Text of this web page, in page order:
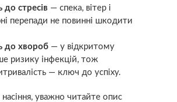
до стресів — спека, вітер і
перепади не повинні шкодити
до хвороб— у відкритому
ризику інфекцій, тож
— ключ до успіху.
уважно читайте опис